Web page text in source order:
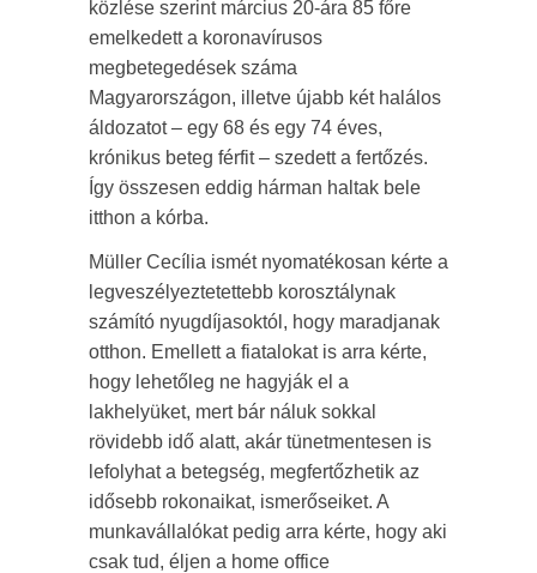
közlése szerint március 20-ára 85 főre
emelkedett a koronavírusos
megbetegedések száma
Magyarországon, illetve újabb két halálos
áldozatot – egy 68 és egy 74 éves,
krónikus beteg férfit – szedett a fertőzés.
Így összesen eddig hárman haltak bele
itthon a kórba.
Müller Cecília ismét nyomatékosan kérte a
legveszélyeztetettebb korosztálynak
számító nyugdíjasoktól, hogy maradjanak
otthon. Emellett a fiatalokat is arra kérte,
hogy lehetőleg ne hagyják el a
lakhelyüket, mert bár náluk sokkal
rövidebb idő alatt, akár tünetmentesen is
lefolyhat a betegség, megfertőzhetik az
idősebb rokonaikat, ismerőseiket. A
munkavállalókat pedig arra kérte, hogy aki
csak tud, éljen a home office